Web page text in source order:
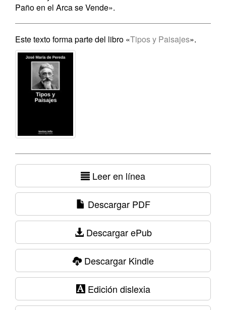
Paño en el Arca se Vende».
Este texto forma parte del libro «Tipos y Paisajes».
Leer en línea
Descargar PDF
Descargar ePub
Descargar Kindle
Edición dislexia